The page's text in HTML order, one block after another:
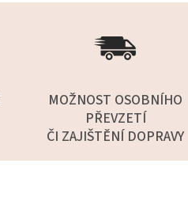
MOŽNOST OSOBNÍHO
PŘEVZETÍ
ČI ZAJIŠTĚNÍ DOPRAVY